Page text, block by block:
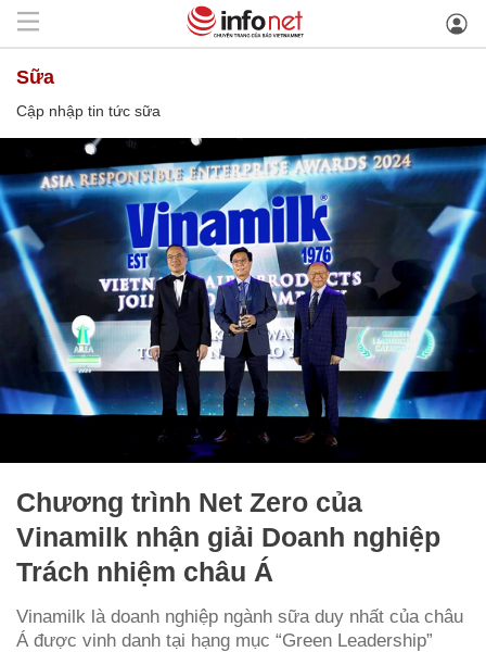
sữa
Cập nhập tin tức sữa
Chương trình Net Zero của
Vinamilk nhận giải Doanh nghiệp
Trách nhiệm châu Á
Vinamilk là doanh nghiệp ngành sữa duy nhất của châu
Á được vinh danh tại hạng mục “Green Leadership”